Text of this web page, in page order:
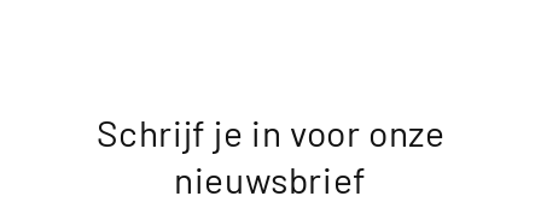
Schrijf je in voor onze
nieuwsbrief